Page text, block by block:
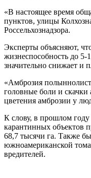
«В настоящее время
пунктов, улицы
Россельхознадзора.
Эксперты объясняют,
жизнеспособность до 5-
значительно снижает и
«Амброзия
головные боли и скачки
цветения амброзии у
К слову, в прошлом
карантинных объектов
68,7 тысячи га. Также
южноамериканской
вредителей.